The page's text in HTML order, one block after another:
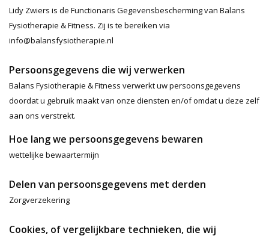
Lidy Zwiers is de Functionaris Gegevensbescherming van Balans
Fysiotherapie & Fitness. Zij is te bereiken via
info@balansfysiotherapie.nl
Persoonsgegevens die wij verwerken
Balans Fysiotherapie & Fitness verwerkt uw persoonsgegevens
doordat u gebruik maakt van onze diensten en/of omdat u deze zelf
aan ons verstrekt.
Hoe lang we persoonsgegevens bewaren
wettelijke bewaartermijn
Delen van persoonsgegevens met derden
Zorgverzekering
Cookies, of vergelijkbare technieken, die wij